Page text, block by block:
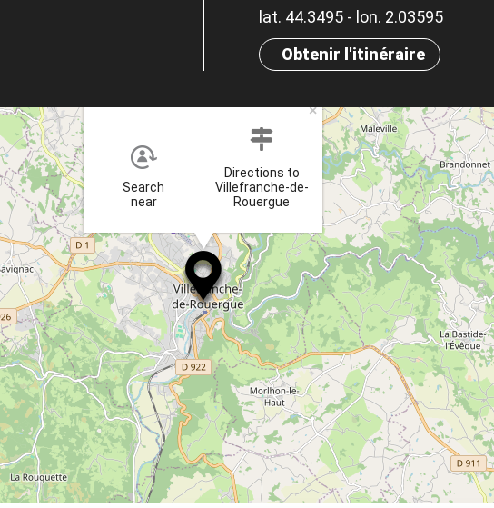
lat. 44.3495 - lon. 2.03595
Obtenir l'itinéraire
Search
near
Directions to
Villefranche-de-
Rouergue
×